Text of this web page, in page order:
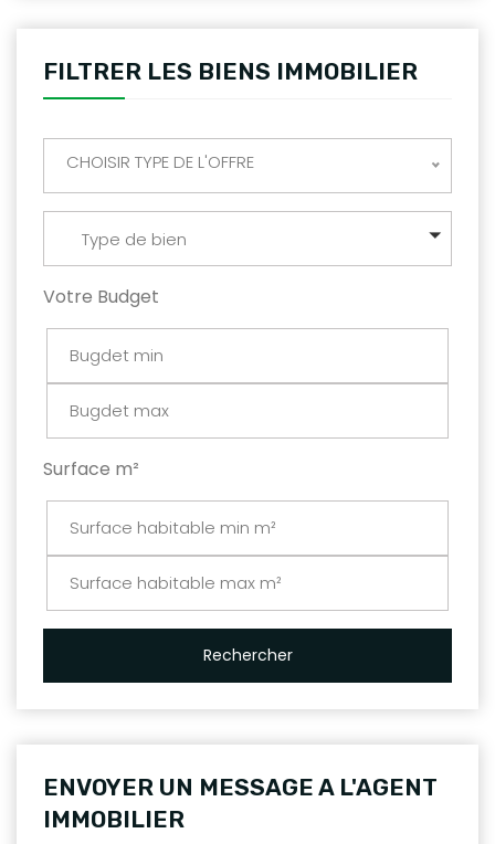
FILTRER LES BIENS IMMOBILIER
CHOISIR TYPE DE L'OFFRE
Type de bien
Votre Budget
Surface m²
Rechercher
ENVOYER UN MESSAGE A L'AGENT
IMMOBILIER